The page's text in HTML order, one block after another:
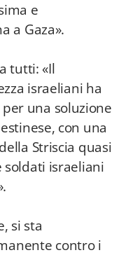
e
a Gaza».
tutti: «Il
israeliani ha
una soluzione
con una
Striscia quasi
soldati israeliani
si sta
contro i